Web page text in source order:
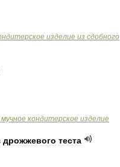
изделие из сдобного
мучное кондитерское изделие
дрожжевого теста